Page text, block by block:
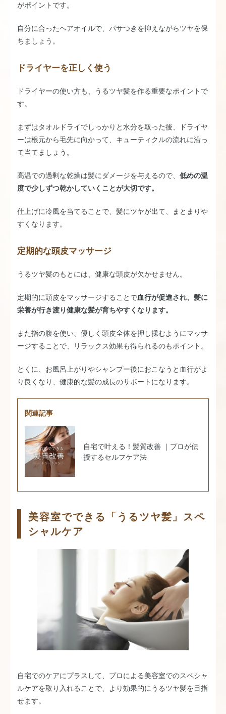
がポイントです。
自分に合ったヘアオイルで、パサつきを抑えながらツヤを保
ちましょう。
ドライヤーを正しく使う
ドライヤーの使い方も、うるツヤ髪を作る重要なポイントで
す。
まずはタオルドライでしっかりと水分を取った後、ドライヤ
ーは根元から毛先に向かって、キューティクルの流れに沿っ
て当てましょう。
高温での過剰な乾燥は髪にダメージを与えるので、 低めの温
度で少しずつ乾かしていくことが大切です。
仕上げに冷風を当てることで、髪にツヤが出て、まとまりや
すくなります。
定期的な頭皮マッサージ
うるツヤ髪のもとには、健康な頭皮が欠かせません。
定期的に頭皮をマッサージすることで血行が促進され、髪に
栄養が行き渡り健康な髪が育ちやすくなります。
また指の腹を使い、優しく頭皮全体を押し揉むようにマッサ
ージすることで、リラックス効果も得られるのもポイント。
とくに、お風呂上がりやシャンプー後におこなうと血行がよ
り良くなり、健康的な髪の成長のサポートになります。
関連記事
自宅で叶える！髪質改善 ｜プロが伝
授するセルフケア法
美容室でできる「うるツヤ髪」スペ
シャルケア
自宅でのケアにプラスして、プロによる美容室でのスペシャ
ルケアを取り入れることで、より効果的にうるツヤ髪を目指
せます。